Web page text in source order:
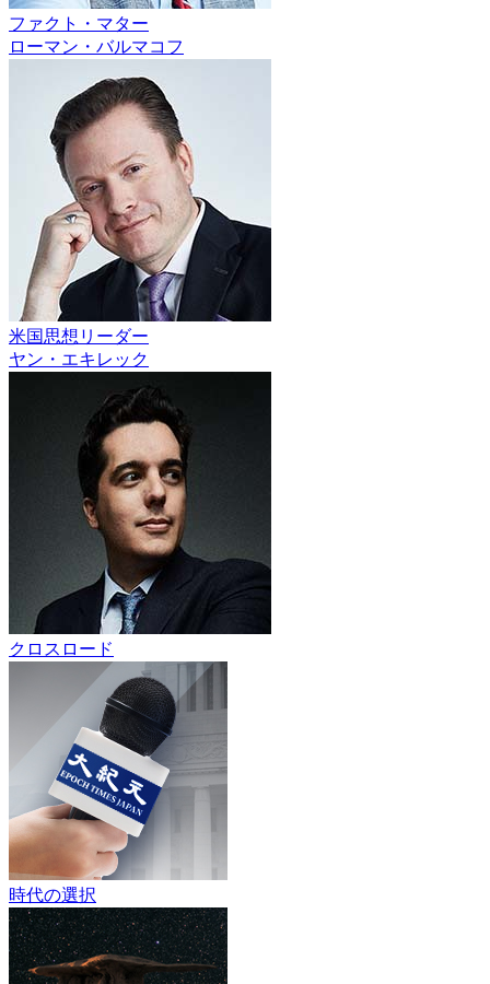
ファクト・マター
ローマン・バルマコフ
米国思想リーダー
ヤン・エキレック
クロスロード
時代の選択